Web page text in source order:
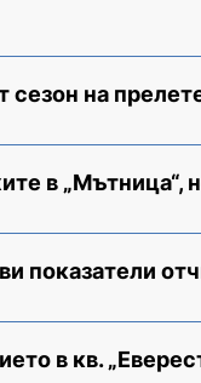
сезон на
в „Мътница“,
показатели
в кв.